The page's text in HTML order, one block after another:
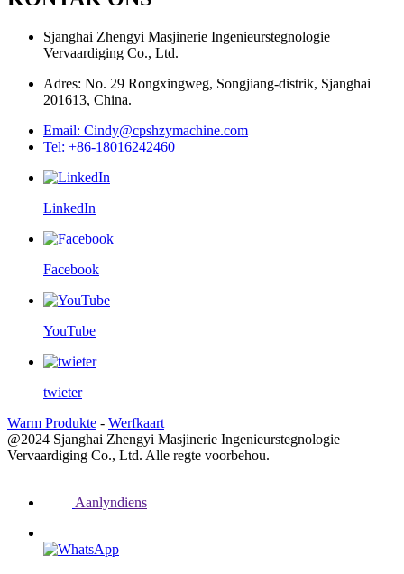
Sjanghai Zhengyi Masjinerie Ingenieurstegnologie
Vervaardiging Co., Ltd.
Adres: No. 29 Rongxingweg, Songjiang-distrik, Sjanghai
201613, China.
Email: Cindy@cpshzymachine.com
Tel: +86-18016242460
LinkedIn
Facebook
YouTube
twieter
Warm Produkte - Werfkaart
@2024 Sjanghai Zhengyi Masjinerie Ingenieurstegnologie
Vervaardiging Co., Ltd. Alle regte voorbehou.
Aanlyndiens